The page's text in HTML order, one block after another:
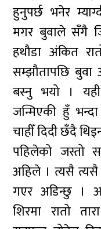
हुनुपर्छ भनेर
मगर बुवाले सँगै
हथौडा अंकित
सम्झौतापछि बुवा
बस्नु भयो ।
जन्मिएकी हुँ
चाहीँ दिदी छँदै
पहिलेको जस्तो
अहिले । त्यसै त्यसै
गएर अडिन्छु ।
शिरमा रातो